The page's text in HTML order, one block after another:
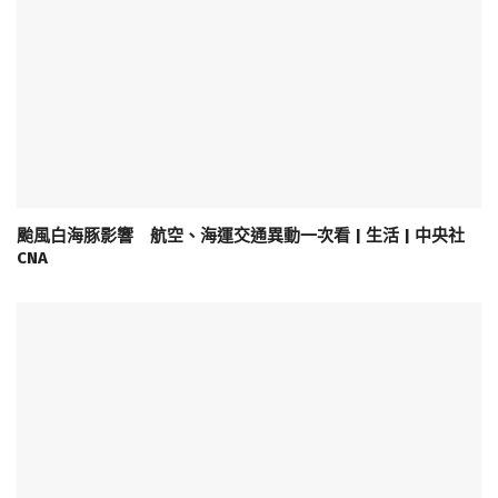
颱風白海豚影響 航空、海運交通異動一次看 | 生活 | 中央社
CNA